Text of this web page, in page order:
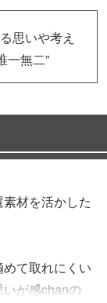
思いや考え
一無二”
材を活かした
て取れにくい
が感chanの